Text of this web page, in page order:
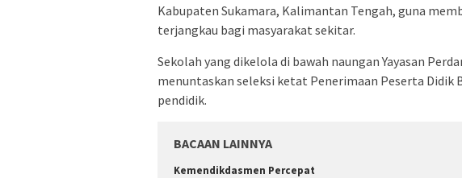
Kabupaten Sukamara, Kalimantan Tengah, guna
terjangkau bagi masyarakat sekitar.
​Sekolah yang dikelola di bawah naungan Yayasan
menuntaskan seleksi ketat Penerimaan Peserta Didik
pendidik.
BACAAN LAINNYA
Kemendikdasmen Percepat